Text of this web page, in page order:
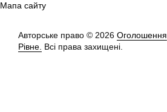
Мапа сайту
Авторське право © 2026 Оголошення
Рівне. Всі права захищені.